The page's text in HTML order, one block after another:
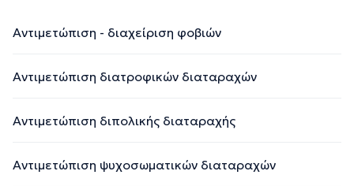
Αντιμετώπιση - διαχείριση φοβιών
Αντιμετώπιση διατροφικών διαταραχών
Αντιμετώπιση διπολικής διαταραχής
Αντιμετώπιση ψυχοσωματικών διαταραχών